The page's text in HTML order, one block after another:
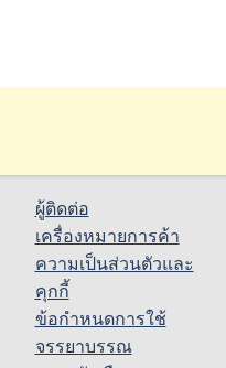
ผู้ติดต่อ
เครื่องหมายการค้า
ความเป็นส่วนตัวและ
คุกกี้
ข้อกำหนดการใช้
จรรยาบรรณ